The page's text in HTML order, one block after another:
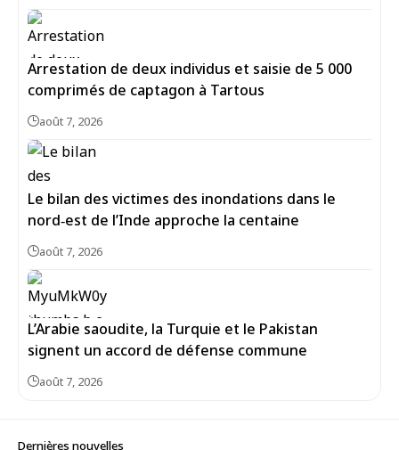
Arrestation de deux individus et saisie de 5 000
comprimés de captagon à Tartous
août 7, 2026
Le bilan des victimes des inondations dans le
nord‑est de l’Inde approche la centaine
août 7, 2026
L’Arabie saoudite, la Turquie et le Pakistan
signent un accord de défense commune
août 7, 2026
Dernières nouvelles